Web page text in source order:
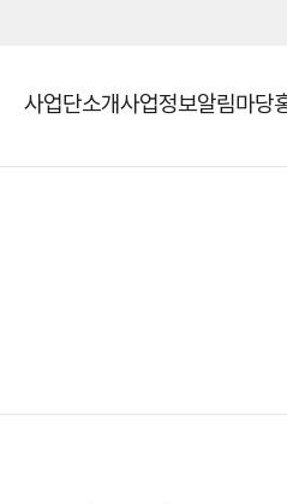
사업단소개사업정보알림마당